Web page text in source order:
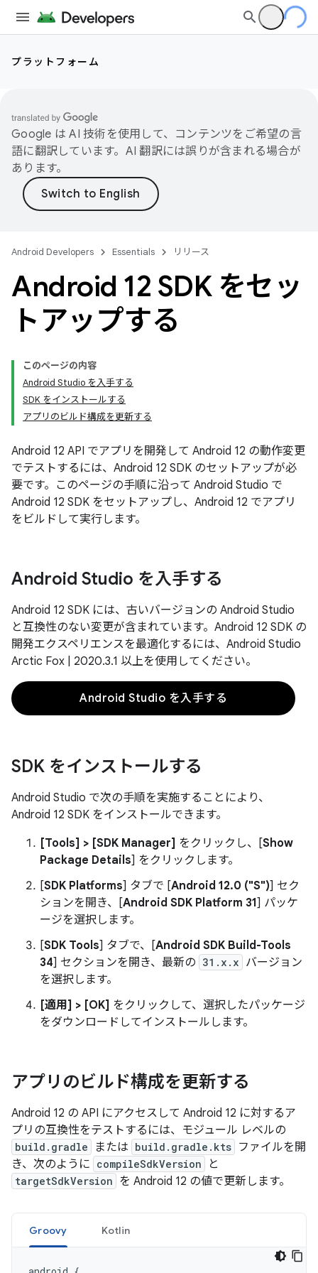
プラットフォーム
Google は AI 技術を使用して、コンテンツをご希望の言
語に翻訳しています。AI 翻訳には誤りが含まれる場合が
あります。
Android Developers Essentials リリース
Android 12 SDK をセッ
トアップする
このページの内容
Android Studio を入手する
SDK をインストールする
アプリのビルド構成を更新する
Android 12 API でアプリを開発して Android 12 の動作変更
でテストするには、Android 12 SDK のセットアップが必
要です。このページの手順に沿って Android Studio で
Android 12 SDK をセットアップし、Android 12 でアプリ
をビルドして実行します。
Android Studio を入手する
Android 12 SDK には、古いバージョンの Android Studio
と互換性のない変更が含まれています。Android 12 SDK の
開発エクスペリエンスを最適化するには、Android Studio
Arctic Fox | 2020.3.1 以上を使用してください。
Android Studio を入手する
SDK をインストールする
Android Studio で次の手順を実施することにより、
Android 12 SDK をインストールできます。
[Tools] > [SDK Manager] をクリックし、[Show
Package Details] をクリックします。
[SDK Platforms] タブで [Android 12.0 ("S")] セク
ションを開き、[Android SDK Platform 31] パッケ
ージを選択します。
[SDK Tools] タブで、[Android SDK Build-Tools
34] セクションを開き、最新の 31.x.x バージョン
を選択します。
[適用] > [OK] をクリックして、選択したパッケージ
をダウンロードしてインストールします。
アプリのビルド構成を更新する
Android 12 の API にアクセスして Android 12 に対するア
プリの互換性をテストするには、モジュール レベルの
build.gradle または build.gradle.kts ファイルを開
き、次のように compileSdkVersion と
targetSdkVersion を Android 12 の値で更新します。
Groovy Kotlin